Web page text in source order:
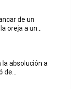
de un
oreja a un...
la absolución a